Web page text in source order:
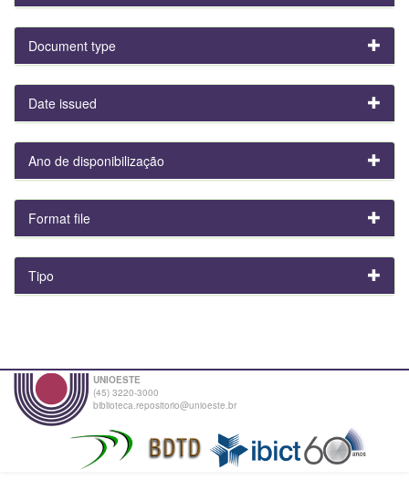
Document type
Date issued
Ano de disponibilização
Format file
Tipo
UNIOESTE
(45) 3220-3000
biblioteca.repositorio@unioeste.br